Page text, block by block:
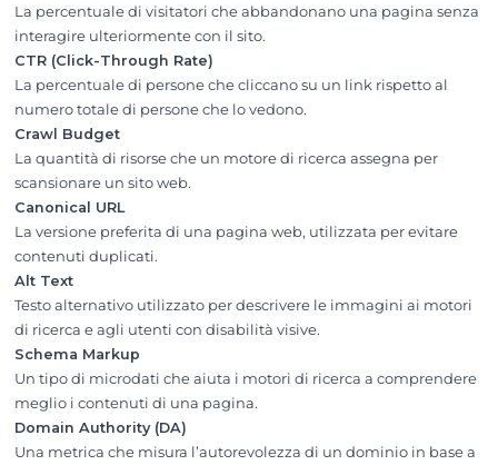
La percentuale di visitatori che abbandonano una pagina senza
interagire ulteriormente con il sito.
CTR (Click-Through Rate)
La percentuale di persone che cliccano su un link rispetto al
numero totale di persone che lo vedono.
Crawl Budget
La quantità di risorse che un motore di ricerca assegna per
scansionare un sito web.
Canonical URL
La versione preferita di una pagina web, utilizzata per evitare
contenuti duplicati.
Alt Text
Testo alternativo utilizzato per descrivere le immagini ai motori
di ricerca e agli utenti con disabilità visive.
Schema Markup
Un tipo di microdati che aiuta i motori di ricerca a comprendere
meglio i contenuti di una pagina.
Domain Authority (DA)
Una metrica che misura l’autorevolezza di un dominio in base a